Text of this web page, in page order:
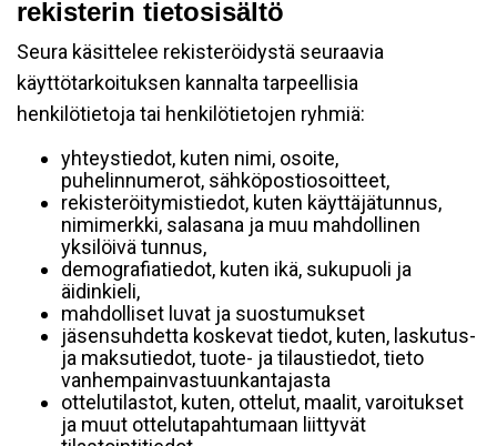
rekisterin tietosisältö
Seura käsittelee rekisteröidystä seuraavia
käyttötarkoituksen kannalta tarpeellisia
henkilötietoja tai henkilötietojen ryhmiä:
yhteystiedot, kuten nimi, osoite,
puhelinnumerot, sähköpostiosoitteet,
rekisteröitymistiedot, kuten käyttäjätunnus,
nimimerkki, salasana ja muu mahdollinen
yksilöivä tunnus,
demografiatiedot, kuten ikä, sukupuoli ja
äidinkieli,
mahdolliset luvat ja suostumukset
jäsensuhdetta koskevat tiedot, kuten, laskutus-
ja maksutiedot, tuote- ja tilaustiedot, tieto
vanhempainvastuunkantajasta
ottelutilastot, kuten, ottelut, maalit, varoitukset
ja muut ottelutapahtumaan liittyvät